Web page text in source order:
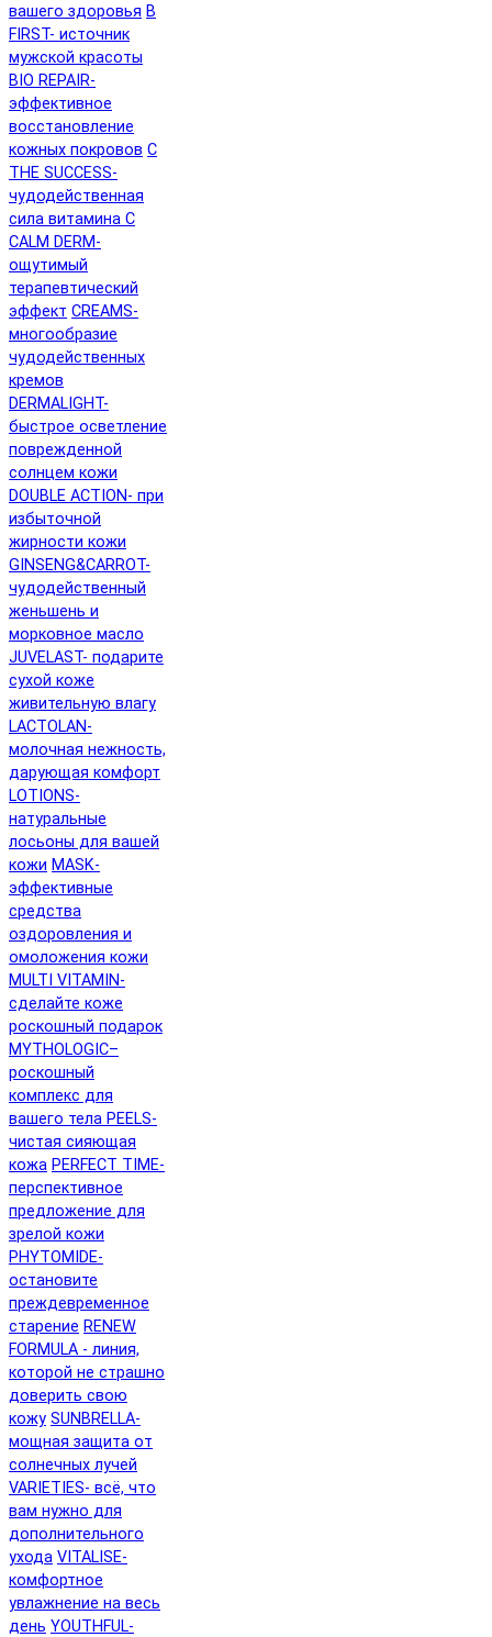
вашего здоровья B
FIRST- источник
мужской красоты
BIO REPAIR-
эффективное
восстановление
кожных покровов C
THE SUCCESS-
чудодейственная
сила витамина C
CALM DERM-
ощутимый
терапевтический
эффект CREAMS-
многообразие
чудодейственных
кремов
DERMALIGHT-
быстрое осветление
поврежденной
солнцем кожи
DOUBLE ACTION- при
избыточной
жирности кожи
GINSENG&CARROT-
чудодейственный
женьшень и
морковное масло
JUVELAST- подарите
сухой коже
живительную влагу
LACTOLAN-
молочная нежность,
дарующая комфорт
LOTIONS-
натуральные
лосьоны для вашей
кожи MASK-
эффективные
средства
оздоровления и
омоложения кожи
MULTI VITAMIN-
сделайте коже
роскошный подарок
MYTHOLOGIC–
роскошный
комплекс для
вашего тела PEELS-
чистая сияющая
кожа PERFECT TIME-
перспективное
предложение для
зрелой кожи
PHYTOMIDE-
остановите
преждевременное
старение RENEW
FORMULA - линия,
которой не страшно
доверить свою
кожу SUNBRELLA-
мощная защита от
солнечных лучей
VARIETIES- всё, что
вам нужно для
дополнительного
ухода VITALISE-
комфортное
увлажнение на весь
день YOUTHFUL-